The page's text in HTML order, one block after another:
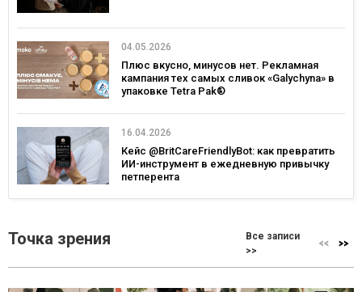
04.05.2026
Плюс вкусно, минусов нет. Рекламная
кампания тех самых сливок «Galychyna» в
упаковке Tetra Pak®
16.04.2026
Кейс @BritCareFriendlyBot: как превратить
ИИ-инструмент в ежедневную привычку
петперента
Точка зрения
Все записи
>>